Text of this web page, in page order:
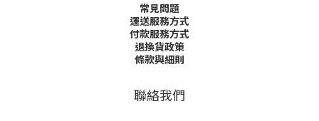
常見問題
運送服務方式
付款服務方式
退換貨政策
條款與細則
聯絡我們